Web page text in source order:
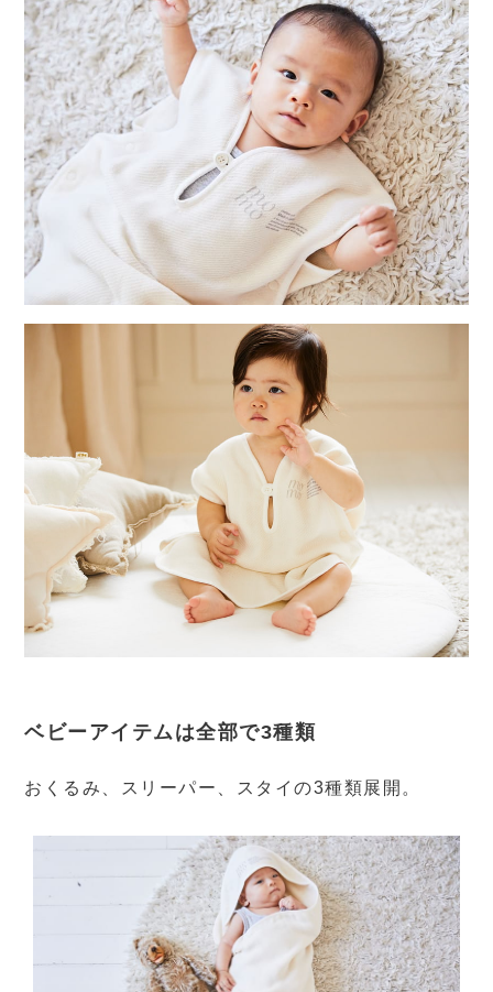
ベビーアイテムは全部で3種類
おくるみ、スリーパー、スタイの3種類展開。